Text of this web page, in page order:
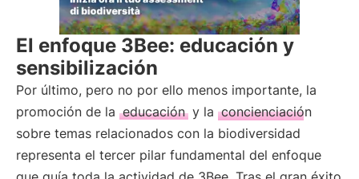
El enfoque 3Bee: educación y
sensibilización
Por último, pero no por ello menos importante, la
promoción de la educación y la concienciación
sobre temas relacionados con la biodiversidad
representa el tercer pilar fundamental del enfoque